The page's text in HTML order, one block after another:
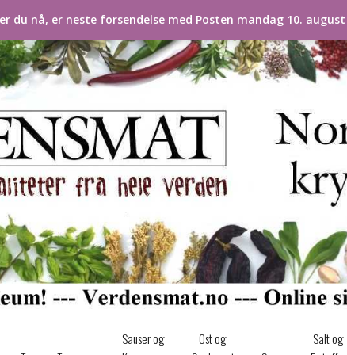
Sauser og
Ost og
Salt og
du nå, er neste forsendelse med Posten mandag 10. august